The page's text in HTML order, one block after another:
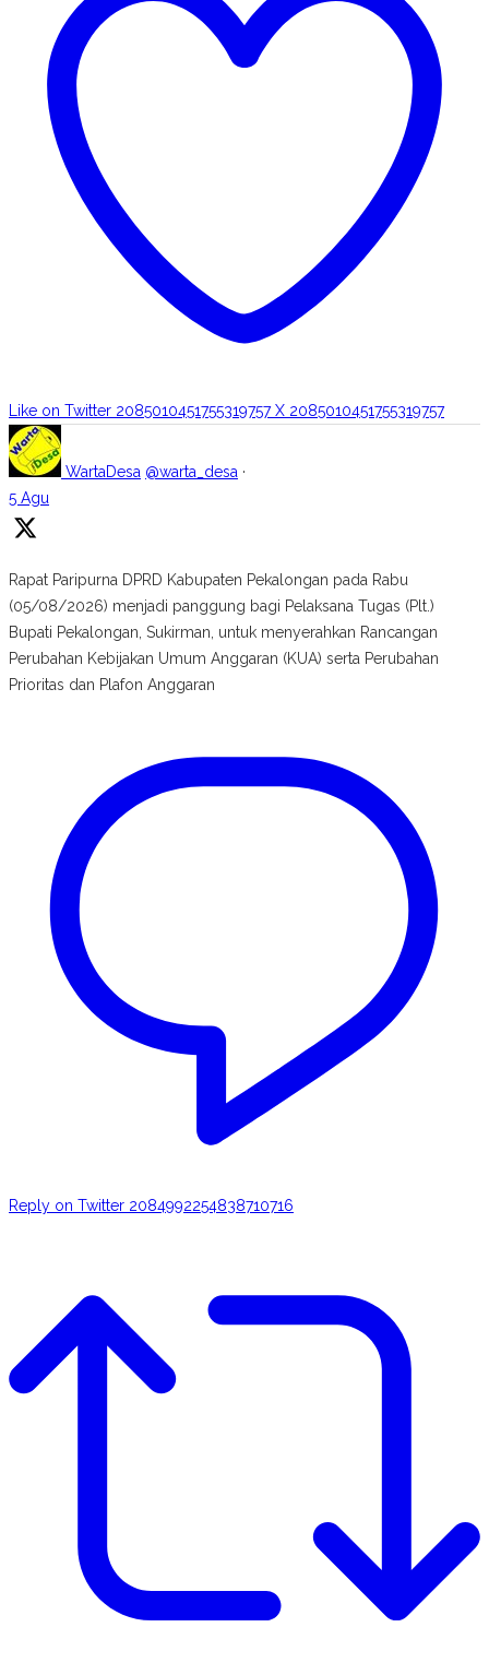
Like on Twitter 2085010451755319757 X 2085010451755319757
WartaDesa @warta_desa ·
5 Agu
Rapat Paripurna DPRD Kabupaten Pekalongan pada Rabu
(05/08/2026) menjadi panggung bagi Pelaksana Tugas (Plt.)
Bupati Pekalongan, Sukirman, untuk menyerahkan Rancangan
Perubahan Kebijakan Umum Anggaran (KUA) serta Perubahan
Prioritas dan Plafon Anggaran
Reply on Twitter 2084992254838710716